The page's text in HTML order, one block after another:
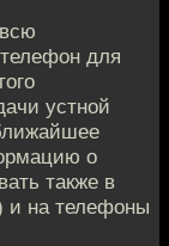
для
устной
о
также в
и на телефоны